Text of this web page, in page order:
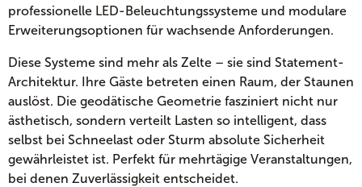
professionelle LED-Beleuchtungssysteme und modulare
Erweiterungsoptionen für wachsende Anforderungen.
Diese Systeme sind mehr als Zelte – sie sind Statement-
Architektur. Ihre Gäste betreten einen Raum, der Staunen
auslöst. Die geodätische Geometrie fasziniert nicht nur
ästhetisch, sondern verteilt Lasten so intelligent, dass
selbst bei Schneelast oder Sturm absolute Sicherheit
gewährleistet ist. Perfekt für mehrtägige Veranstaltungen,
bei denen Zuverlässigkeit entscheidet.